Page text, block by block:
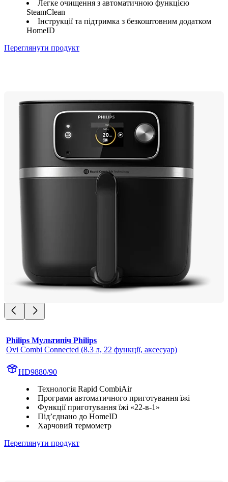
Легке очищення з автоматичною функцією
SteamClean
Інструкції та підтримка з безкоштовним додатком
HomeID
Переглянути продукт
Philips Мультипіч Philips
Ovi Combi Connected (8.3 л, 22 функції, аксесуар)
HD9880/90
Технологія Rapid CombiAir
Програми автоматичного приготування їжі
Функції приготування їжі «22-в-1»
Під’єднано до HomeID
Харчовий термометр
Переглянути продукт